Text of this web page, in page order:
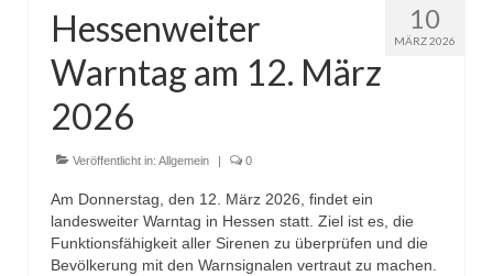
10
MÄRZ 2026
Hessenweiter
Warntag am 12. März
2026
Veröffentlicht in: Allgemein | 0
Am Donnerstag, den 12. März 2026, findet ein
landesweiter Warntag in Hessen statt. Ziel ist es, die
Funktionsfähigkeit aller Sirenen zu überprüfen und die
Bevölkerung mit den Warnsignalen vertraut zu machen.